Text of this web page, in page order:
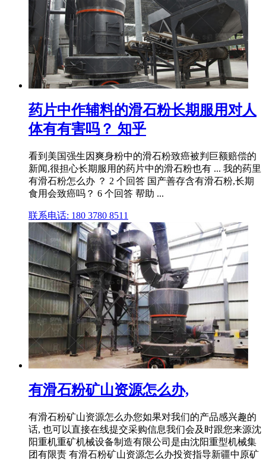
药片中作辅料的滑石粉长期服用对人
体有有害吗？ 知乎
看到美国强生因爽身粉中的滑石粉致癌被判巨额赔偿的
新闻,很担心长期服用的药片中的滑石粉也有 ... 我的药里
有滑石粉怎么办 ？ 2 个回答 国产善存含有滑石粉,长期
食用会致癌吗？ 6 个回答 帮助 ...
联系电话: 180 3780 8511
有滑石粉矿山资源怎么办,
有滑石粉矿山资源怎么办您如果对我们的产品感兴趣的
话, 也可以直接在线提交采购信息我们会及时跟您来源沈
阳重机重矿机械设备制造有限公司是由沈阳重型机械集
团有限责 有滑石粉矿山资源怎么办投资指导新疆中原矿